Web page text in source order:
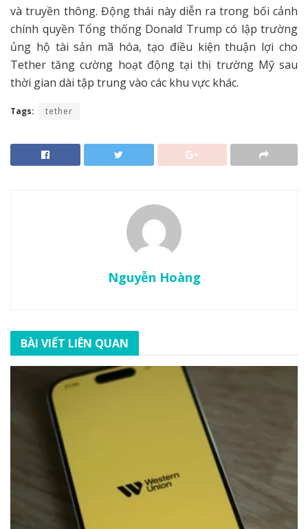
và truyền thông. Động thái này diễn ra trong bối cảnh
chính quyền Tổng thống Donald Trump có lập trường
ủng hộ tài sản mã hóa, tạo điều kiện thuận lợi cho
Tether tăng cường hoạt động tại thị trường Mỹ sau
thời gian dài tập trung vào các khu vực khác.
Tags: tether
Nguyễn Hoàng
BÀI VIẾT LIÊN QUAN